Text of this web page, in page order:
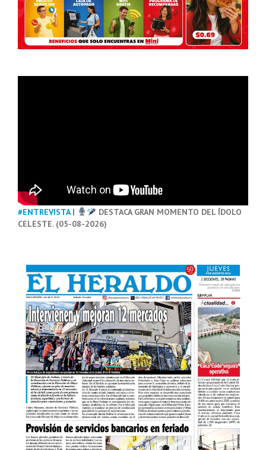
#ENTREVISTA|
DESTACA GRAN MOMENTO DEL ÍDOLO
CELESTE. (05-08-2026)